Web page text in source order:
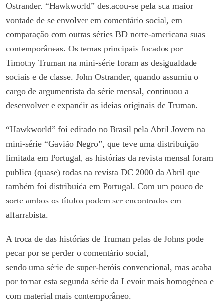
Ostrander. “Hawkworld” destacou-se pela sua maior
vontade de se envolver em comentário social, em
comparação com outras séries BD norte-americana suas
contemporâneas. Os temas principais focados por
Timothy Truman na mini-série foram as desigualdade
sociais e de classe. John Ostrander, quando assumiu o
cargo de argumentista da série mensal, continuou a
desenvolver e expandir as ideias originais de Truman.
“Hawkworld” foi editado no Brasil pela Abril Jovem na
mini-série “Gavião Negro”, que teve uma distribuição
limitada em Portugal, as histórias da revista mensal foram
publica (quase) todas na revista DC 2000 da Abril que
também foi distribuida em Portugal. Com um pouco de
sorte ambos os títulos podem ser encontrados em
alfarrabista.
A troca de das histórias de Truman pelas de Johns pode
pecar por se perder o comentário social,
sendo uma série de super-heróis convencional, mas acaba
por tornar esta segunda série da Levoir mais homogénea e
com material mais contemporâneo.